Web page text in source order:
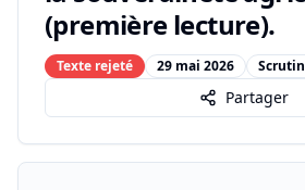
(première lecture).
Texte rejeté 29 mai 2026
Partager